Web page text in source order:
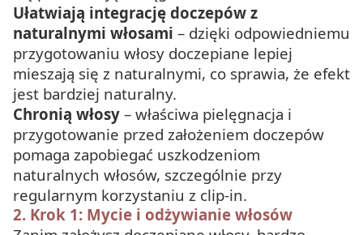
Ułatwiają integrację doczepów z
naturalnymi włosami – dzięki odpowiedniemu
przygotowaniu włosy doczepiane lepiej
mieszają się z naturalnymi, co sprawia, że efekt
jest bardziej naturalny.
Chronią włosy – właściwa pielęgnacja i
przygotowanie przed założeniem doczepów
pomaga zapobiegać uszkodzeniom
naturalnych włosów, szczególnie przy
regularnym korzystaniu z clip-in.
2. Krok 1: Mycie i odżywianie włosów